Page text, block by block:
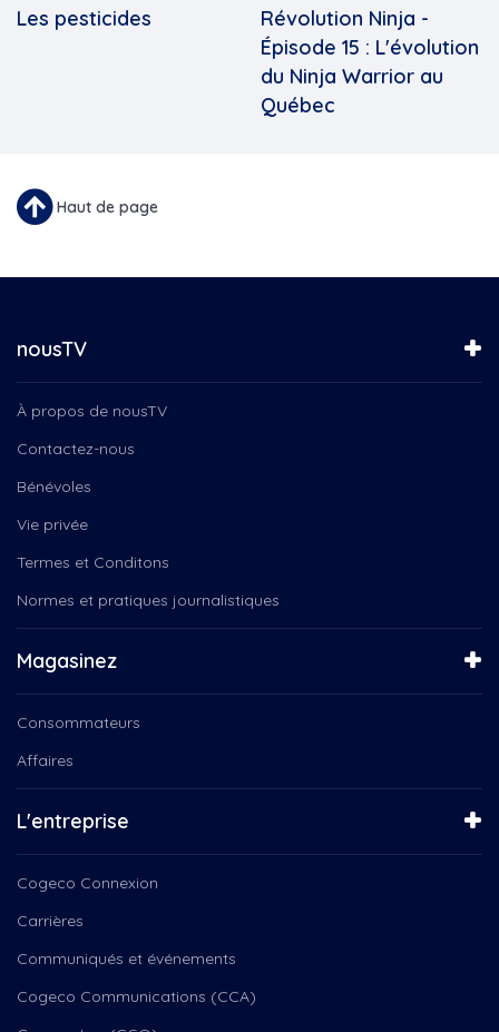
Les pesticides
Révolution Ninja -
Épisode 15 : L'évolution
du Ninja Warrior au
Québec
Haut de page
nousTV
À propos de nousTV
Contactez-nous
Bénévoles
Vie privée
Termes et Conditons
Normes et pratiques journalistiques
Magasinez
Consommateurs
Affaires
L'entreprise
Cogeco Connexion
Carrières
Communiqués et événements
Cogeco Communications (CCA)